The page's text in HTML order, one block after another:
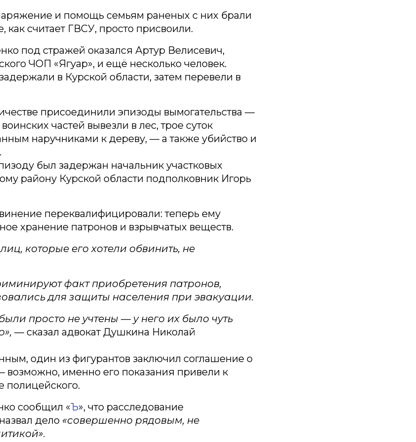
и помощь семьям раненых с них брали
как считает ГВСУ, просто присвоили.
под стражей оказался Артур Велисевич,
ЧОП «Ягуар», и ещё несколько человек.
в Курской области, затем перевели в
присоединили эпизоды вымогательства —
частей вывезли в лес, трое суток
наручниками к дереву, — а также убийство и
был задержан начальник участковых
району Курской области подполковник Игорь
переквалифицировали: теперь ему
хранение патронов и взрывчатых веществ.
которые его хотели обвинить, не
факт приобретения патронов,
для защиты населения при эвакуации.
просто не учтены — у него их было чуть
— сказал адвокат Душкина Николай
один из фигурантов заключил соглашение о
возможно, именно его показания привели к
полицейского.
сообщил «Ъ», что расследование
дело «совершенно рядовым, не